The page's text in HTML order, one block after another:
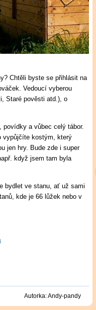
Chtěli byste se přihlásit na
Vedoucí vyberou
Staré pověsti atd.), o
povídky a vůbec celý tábor.
vypůjčíte kostým, který
jen hry. Bude zde i super
když jsem tam byla
bydlet ve stanu, ať už sami
kde je 66 lůžek nebo v
Autorka:Andy-pandy